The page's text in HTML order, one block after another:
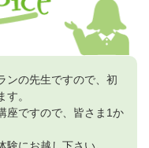
ンの先生ですので、初
。
座ですので、皆さま1か